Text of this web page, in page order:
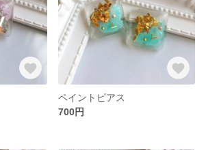
ペイントピアス
700円